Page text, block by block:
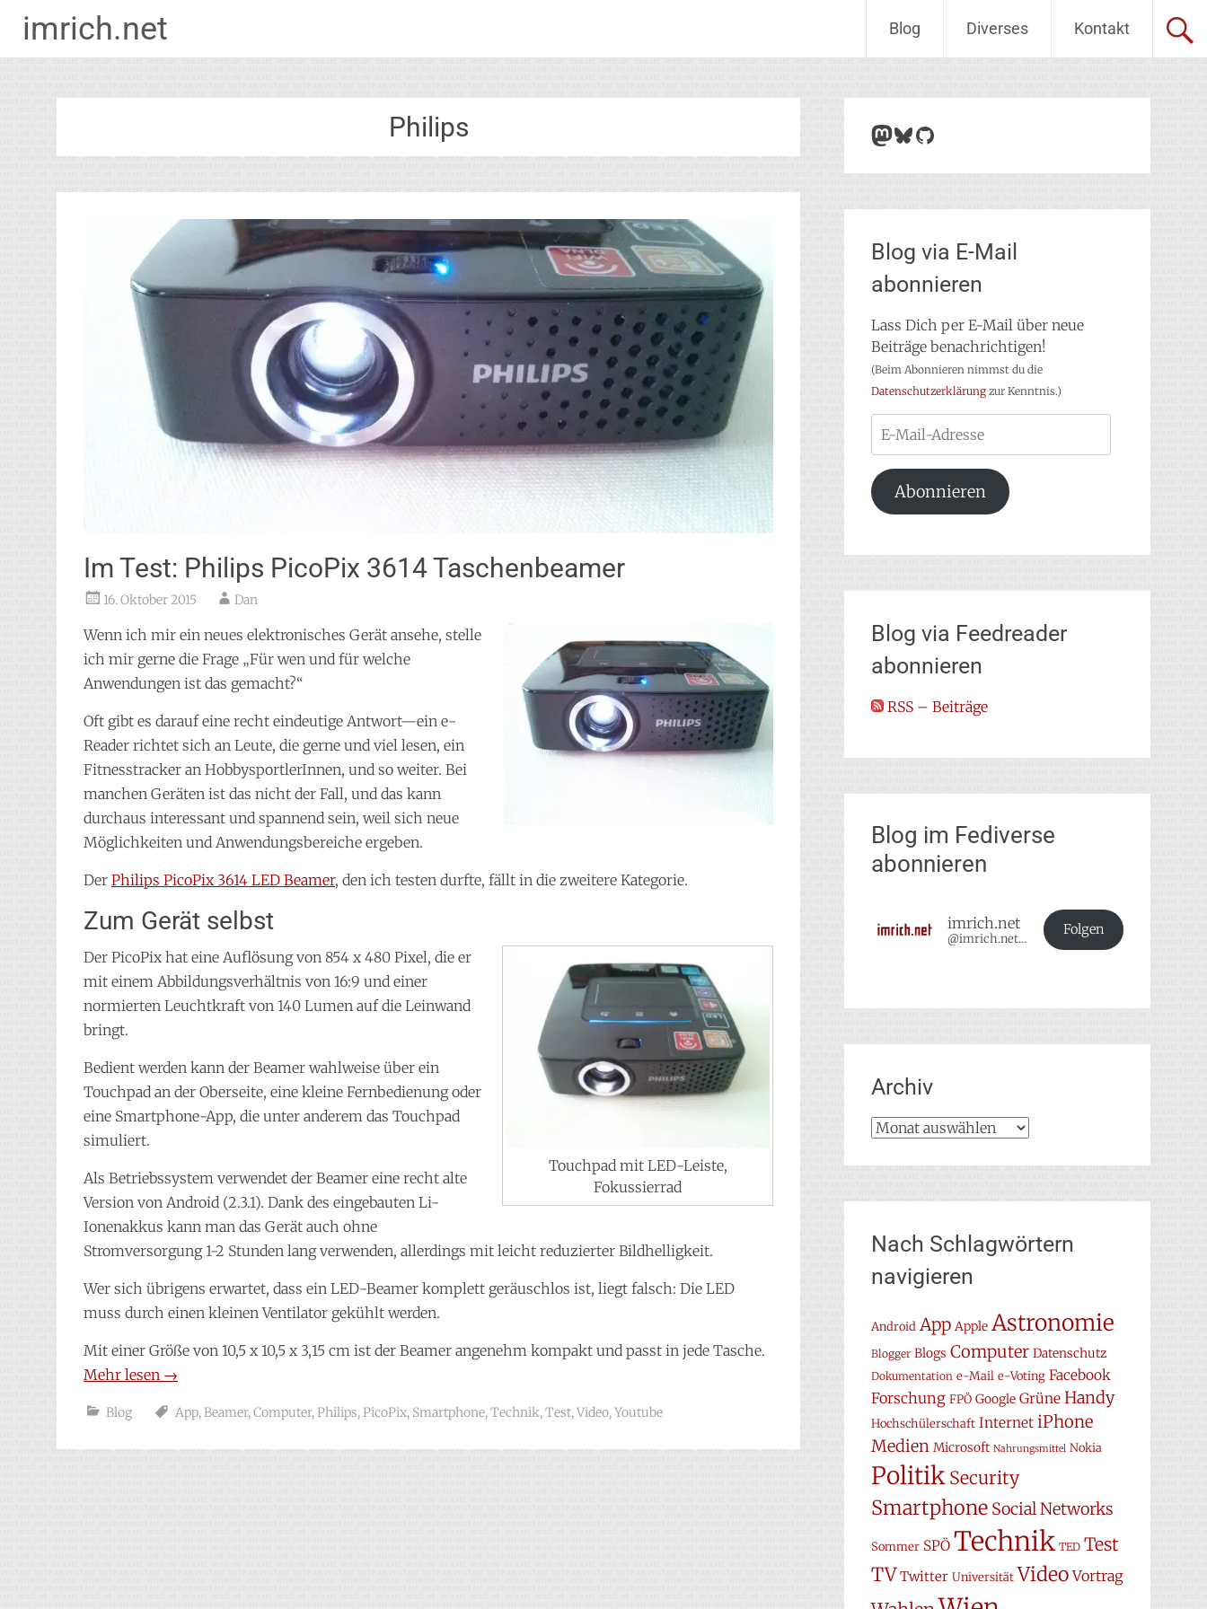
imrich.net Blog Diverses Kontakt
Philips
Im Test: Philips PicoPix 3614 Taschenbeamer
16. Oktober 2015 Dan
Wenn ich mir ein neues elektronisches Gerät ansehe, stelle
ich mir gerne die Frage „Für wen und für welche
Anwendungen ist das gemacht?“
Oft gibt es darauf eine recht eindeutige Antwort—ein e-
Reader richtet sich an Leute, die gerne und viel lesen, ein
Fitnesstracker an HobbysportlerInnen, und so weiter. Bei
manchen Geräten ist das nicht der Fall, und das kann
durchaus interessant und spannend sein, weil sich neue
Möglichkeiten und Anwendungsbereiche ergeben.
Der Philips PicoPix 3614 LED Beamer, den ich testen durfte, fällt in die zweitere Kategorie.
Zum Gerät selbst
Touchpad mit LED-Leiste,
Fokussierrad
Der PicoPix hat eine Auflösung von 854 x 480 Pixel, die er
mit einem Abbildungsverhältnis von 16:9 und einer
normierten Leuchtkraft von 140 Lumen auf die Leinwand
bringt.
Bedient werden kann der Beamer wahlweise über ein
Touchpad an der Oberseite, eine kleine Fernbedienung oder
eine Smartphone-App, die unter anderem das Touchpad
simuliert.
Als Betriebssystem verwendet der Beamer eine recht alte
Version von Android (2.3.1). Dank des eingebauten Li-
Ionenakkus kann man das Gerät auch ohne
Stromversorgung 1-2 Stunden lang verwenden, allerdings mit leicht reduzierter Bildhelligkeit.
Wer sich übrigens erwartet, dass ein LED-Beamer komplett geräuschlos ist, liegt falsch: Die LED
muss durch einen kleinen Ventilator gekühlt werden.
Mit einer Größe von 10,5 x 10,5 x 3,15 cm ist der Beamer angenehm kompakt und passt in jede Tasche.
Mehr lesen →
Blog App,Beamer,Computer,Philips,PicoPix, Smartphone,Technik,Test,Video,Youtube
Mastodon
Bluesky
GitHub
Blog via E-Mail
abonnieren
Lass Dich per E-Mail über neue
Beiträge benachrichtigen!
(Beim Abonnieren nimmst du die
Datenschutzerklärungzur Kenntnis.)
Mail-
Adresse
Abonnieren
Blog via Feedreader
abonnieren
RSS – Beiträge
Blog im Fediverse
abonnieren
imrich.net
@imrich.net@imrich.net
Folgen
Archiv
Archiv
Nach Schlagwörtern
navigieren
Android App Apple Astronomie
Blogger Blogs Computer Datenschutz
Dokumentation e-Mail e-Voting Facebook
Forschung FPÖ Google Grüne Handy
Hochschülerschaft Internet iPhone
Medien Microsoft Nahrungsmittel Nokia
Politik Security
Smartphone Social Networks
Sommer SPÖ Technik TED Test
TV Twitter Universität Video Vortrag